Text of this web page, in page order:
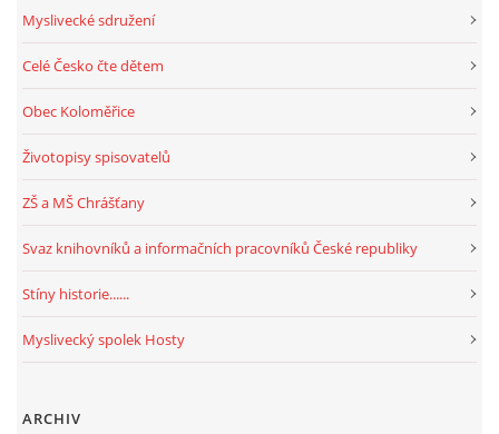
Myslivecké sdružení
Celé Česko čte dětem
Obec Koloměřice
Životopisy spisovatelů
ZŠ a MŠ Chrášťany
Svaz knihovníků a informačních pracovníků České republiky
Stíny historie......
Myslivecký spolek Hosty
ARCHIV